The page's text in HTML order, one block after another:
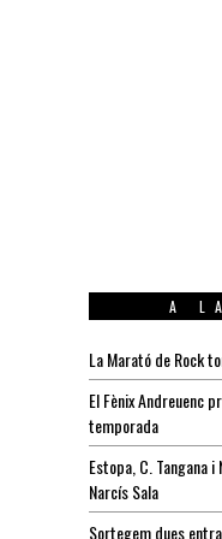
A
La Marató de Rock
El Fènix Andreuenc
temporada
Estopa, C. Tangana
Narcís Sala
Sortegem dues